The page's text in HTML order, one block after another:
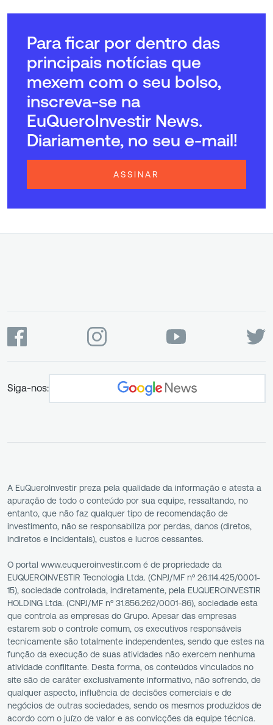
Para ficar por dentro das
principais notícias que
mexem com o seu bolso,
inscreva-se na
EuQueroInvestir News.
Diariamente, no seu e-mail!
ASSINAR
Siga-nos:
A EuQueroInvestir preza pela qualidade da informação e atesta a
apuração de todo o conteúdo por sua equipe, ressaltando, no
entanto, que não faz qualquer tipo de recomendação de
investimento, não se responsabiliza por perdas, danos (diretos,
indiretos e incidentais), custos e lucros cessantes.
O portal www.euqueroinvestir.com é de propriedade da
EUQUEROINVESTIR Tecnologia Ltda. (CNPJ/MF nº 26.114.425/0001-
15), sociedade controlada, indiretamente, pela EUQUEROINVESTIR
HOLDING Ltda. (CNPJ/MF nº 31.856.262/0001-86), sociedade esta
que controla as empresas do Grupo. Apesar das empresas
estarem sob o controle comum, os executivos responsáveis
tecnicamente são totalmente independentes, sendo que estes na
função da execução de suas atividades não exercem nenhuma
atividade conflitante. Desta forma, os conteúdos vinculados no
site são de caráter exclusivamente informativo, não sofrendo, de
qualquer aspecto, influência de decisões comerciais e de
negócios de outras sociedades, sendo os mesmos produzidos de
acordo com o juízo de valor e as convicções da equipe técnica.